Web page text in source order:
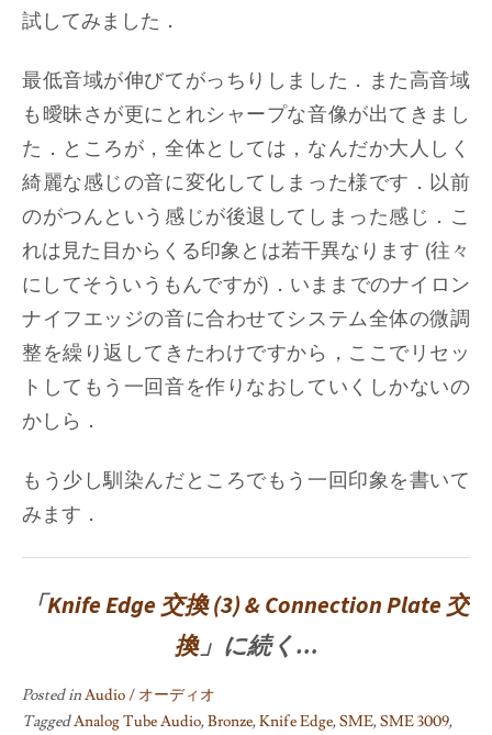
試してみました．
最低音域が伸びてがっちりしました．また高音域
も曖昧さが更にとれシャープな音像が出てきまし
た．ところが，全体としては，なんだか大人しく
綺麗な感じの音に変化してしまった様です．以前
のがつんという感じが後退してしまった感じ．こ
れは見た目からくる印象とは若干異なります (往々
にしてそういうもんですが)．いままでのナイロン
ナイフエッジの音に合わせてシステム全体の微調
整を繰り返してきたわけですから，ここでリセッ
トしてもう一回音を作りなおしていくしかないの
かしら．
もう少し馴染んだところでもう一回印象を書いて
みます．
「Knife Edge 交換 (3) & Connection Plate 交
換」に続く…
Posted inAudio / オーディオ
TaggedAnalog Tube Audio,Bronze,Knife Edge,SME,SME 3009,